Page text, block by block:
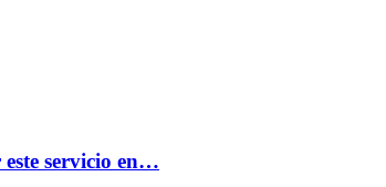
servicio en…